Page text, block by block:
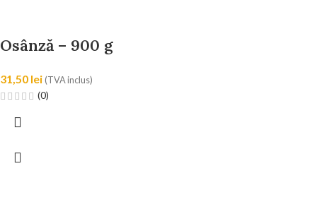
Osânză – 900 g
31,50 lei (TVA inclus)
(0)